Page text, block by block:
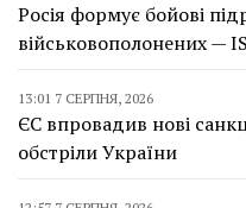
Росія формує бойові
військовополонених —
13:01 7 СЕРПНЯ, 2026
ЄС впровадив нові
обстріли України